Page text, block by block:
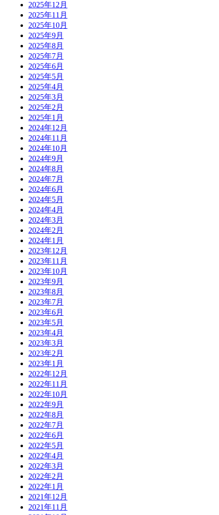
2025年12月
2025年11月
2025年10月
2025年9月
2025年8月
2025年7月
2025年6月
2025年5月
2025年4月
2025年3月
2025年2月
2025年1月
2024年12月
2024年11月
2024年10月
2024年9月
2024年8月
2024年7月
2024年6月
2024年5月
2024年4月
2024年3月
2024年2月
2024年1月
2023年12月
2023年11月
2023年10月
2023年9月
2023年8月
2023年7月
2023年6月
2023年5月
2023年4月
2023年3月
2023年2月
2023年1月
2022年12月
2022年11月
2022年10月
2022年9月
2022年8月
2022年7月
2022年6月
2022年5月
2022年4月
2022年3月
2022年2月
2022年1月
2021年12月
2021年11月